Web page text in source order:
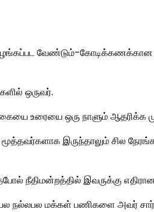
வேண்டும்-கோடிக்கணக்கான
ஒருவர்.
உரையை ஒரு நாளும் ஆதரிக்க
இருந்தாலும் சில
நீதிமன்றத்தில் இவருக்கு
மக்கள் பணிகளை அவர் சார்ந்த